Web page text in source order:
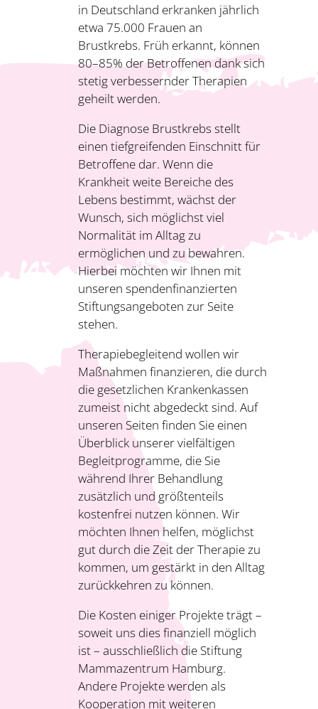
in Deutschland erkranken jährlich
etwa 75.000 Frauen an
Brustkrebs. Früh erkannt, ­können
80–85% der Betroffenen dank sich
stetig verbessernder Therapien
geheilt werden.
Die Diagnose Brustkrebs stellt
einen tiefgreifenden Einschnitt für
Betroffene dar. Wenn die
Krankheit weite Bereiche des
Lebens bestimmt, wächst der
Wunsch, sich möglichst viel
Normalität im Alltag zu
ermöglichen und zu bewahren.
Hierbei möchten wir Ihnen mit
unseren spendenfinanzierten
Stiftungsangeboten zur Seite
stehen.
Therapiebeglei­tend wollen wir
Maßnahmen finanzieren, die durch
die gesetzlichen Krankenkassen
zumeist nicht abgedeckt sind. Auf
unseren Seiten finden Sie einen
Überblick unserer vielfältigen
Begleitprogramme, die Sie
während Ihrer Behandlung
zusätzlich und größtenteils
kostenfrei nutzen können. Wir
möchten Ihnen helfen, möglichst
gut durch die Zeit der Therapie zu
kommen, um gestärkt in den Alltag
zurückkehren zu können.
Die Kosten einiger Projekte trägt –
soweit uns dies finanziell möglich
ist – ausschließlich die Stiftung
Mammazentrum Hamburg.
Andere Projekte werden als
Kooperation mit weiteren